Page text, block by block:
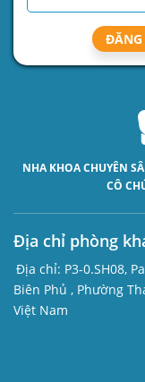
ĐĂNG
NHA KHOA CHUYÊN
CÔ
Địa chỉ phòng
Địa chỉ: P3-0.SH08,
Biên Phủ , Phường
Việt Nam